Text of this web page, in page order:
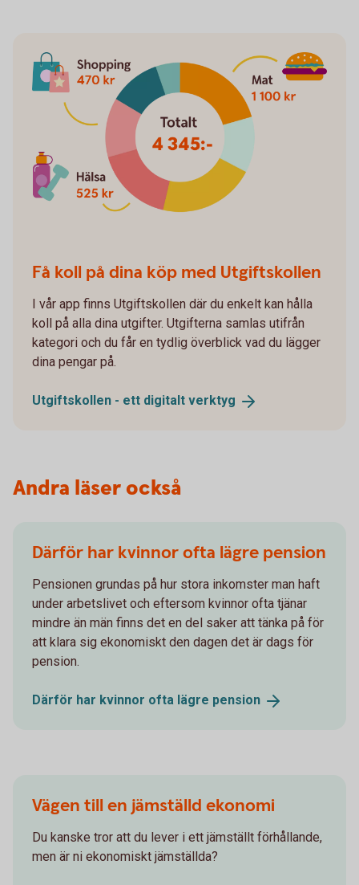
Få koll på dina köp med Utgiftskollen
I vår app finns Utgiftskollen där du enkelt kan hålla
koll på alla dina utgifter. Utgifterna samlas utifrån
kategori och du får en tydlig överblick vad du lägger
dina pengar på.
Utgiftskollen - ett digitalt verktyg
Andra läser också
Därför har kvinnor ofta lägre pension
Pensionen grundas på hur stora inkomster man haft
under arbetslivet och eftersom kvinnor ofta tjänar
mindre än män finns det en del saker att tänka på för
att klara sig ekonomiskt den dagen det är dags för
pension.
Därför har kvinnor ofta lägre pension
Vägen till en jämställd ekonomi
Du kanske tror att du lever i ett jämställt förhållande,
men är ni ekonomiskt jämställda?